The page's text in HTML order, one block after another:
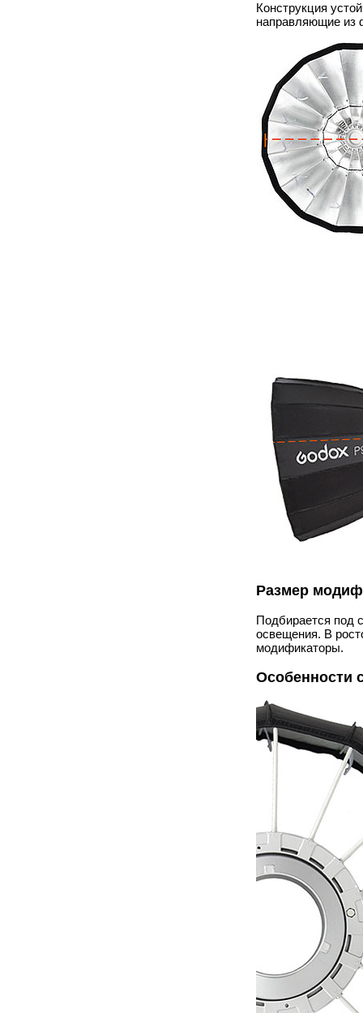
Конструкция
направляющие из
Размер
Подбирается под
освещения. В
модификаторы.
Особенности